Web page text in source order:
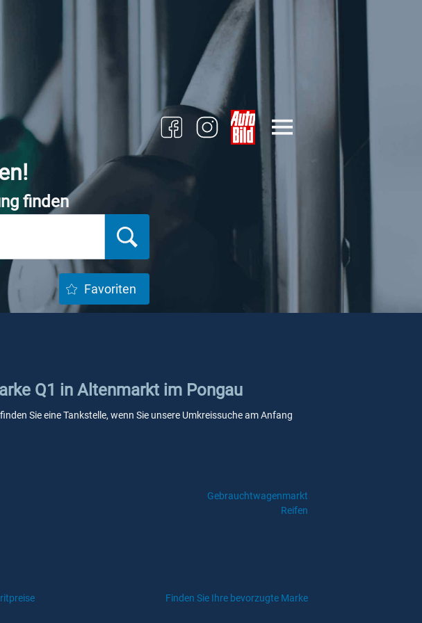
finden
Favoriten
Q1 in Altenmarkt im Pongau
Sie eine Tankstelle, wenn Sie unsere Umkreissuche am Anfang
Gebrauchtwagenmarkt
Reifen
Finden Sie Ihre bevorzugte Marke